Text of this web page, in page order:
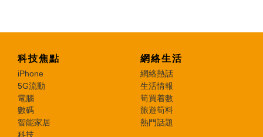
科技焦點
iPhone
5G流動
電腦
數碼
智能家居
科技
網絡生活
網絡熱話
生活情報
筍買着數
旅遊筍料
熱門話題